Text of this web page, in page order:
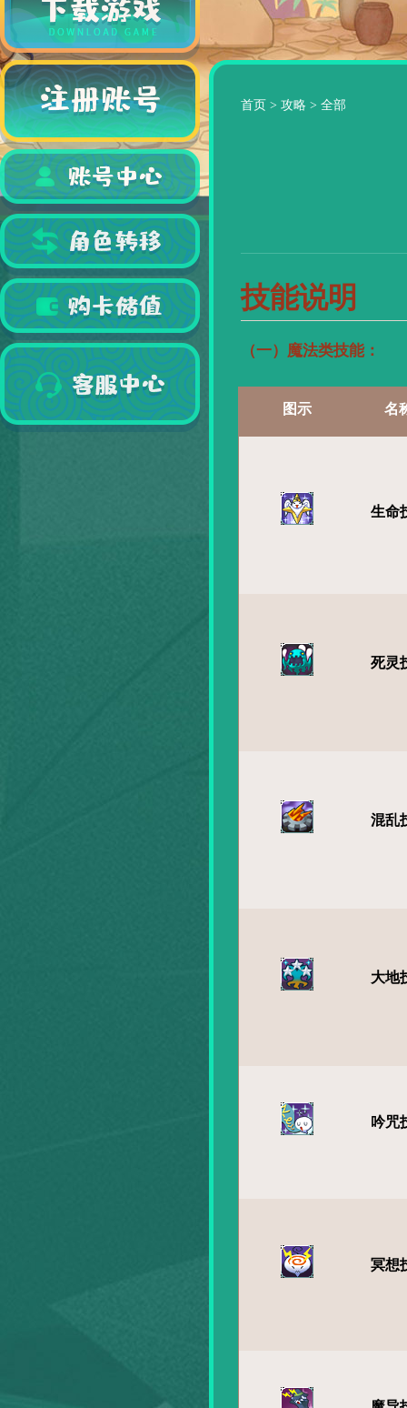
首页 > 攻略 > 全部
技能说明
（一）魔法类技能：
图示 名
生命
死灵
混乱
大地
吟咒
冥想